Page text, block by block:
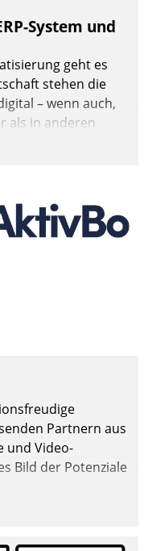
System und
geht es
stehen die
– wenn auch,
als in anderen
Partnern aus
und Video-
Bild der Potenziale